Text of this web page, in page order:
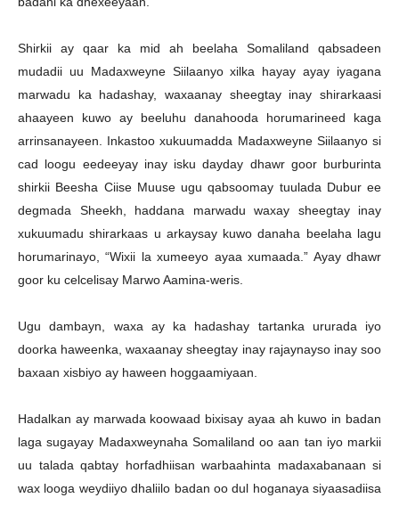
Shirkii ay qaar ka mid ah beelaha Somaliland qabsadeen
mudadii uu Madaxweyne Siilaanyo xilka hayay ayay iyagana
marwadu ka hadashay, waxaanay sheegtay inay shirarkaasi
ahaayeen kuwo ay beeluhu danahooda horumarineed kaga
arrinsanayeen. Inkastoo xukuumadda Madaxweyne Siilaanyo si
cad loogu eedeeyay inay isku dayday dhawr goor burburinta
shirkii Beesha Ciise Muuse ugu qabsoomay tuulada Dubur ee
degmada Sheekh, haddana marwadu waxay sheegtay inay
xukuumadu shirarkaas u arkaysay kuwo danaha beelaha lagu
horumarinayo, “Wixii la xumeeyo ayaa xumaada.” Ayay dhawr
goor ku celcelisay Marwo Aamina-weris.
Ugu dambayn, waxa ay ka hadashay tartanka ururada iyo
doorka haweenka, waxaanay sheegtay inay rajaynayso inay soo
baxaan xisbiyo ay haween hoggaamiyaan.
Hadalkan ay marwada koowaad bixisay ayaa ah kuwo in badan
laga sugayay Madaxweynaha Somaliland oo aan tan iyo markii
uu talada qabtay horfadhiisan warbaahinta madaxabanaan si
wax looga weydiiyo dhaliilo badan oo dul hoganaya siyaasadiisa